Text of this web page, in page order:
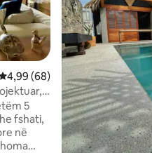
mesatar 4,99 nga 5,
4,99 (68)
5
fshati,
në